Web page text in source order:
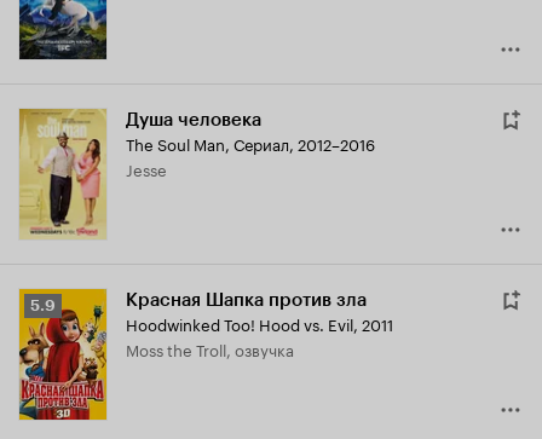
Душа человека
The Soul Man, Сериал, 2012–2016
Jesse
Рейтинг
Кинопоиска
5.9
5.9 Красная Шапка против зла
Hoodwinked Too! Hood vs. Evil, 2011
Moss the Troll, озвучка